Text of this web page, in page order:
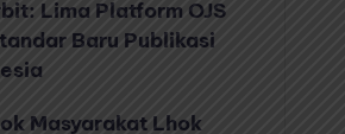
Lima Platform OJS
Baru Publikasi
Masyarakat Lhok